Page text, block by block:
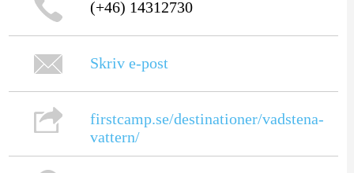
(+46) 14312730
Skriv e-post
firstcamp.se/destinationer/vadstena-
vattern/